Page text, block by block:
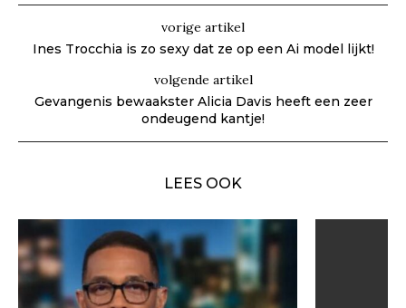
vorige artikel
Ines Trocchia is zo sexy dat ze op een Ai model lijkt!
volgende artikel
Gevangenis bewaakster Alicia Davis heeft een zeer
ondeugend kantje!
LEES OOK